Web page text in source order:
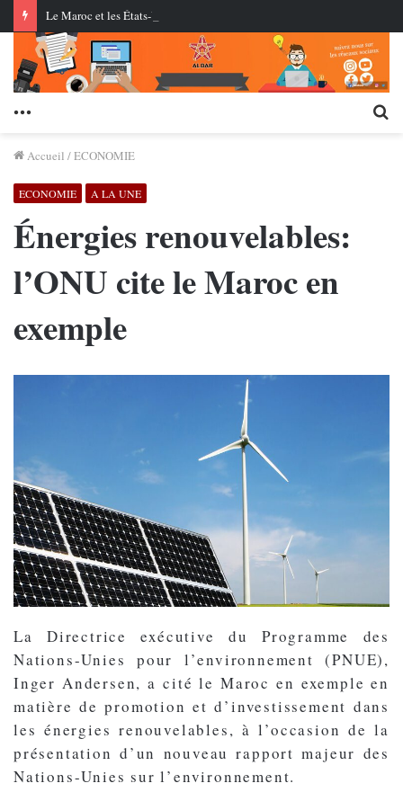
Accueil /ECONOMIE
ECONOMIE A LA UNE
Énergies renouvelables:
l’ONU cite le Maroc en
exemple
La Directrice exécutive du Programme des
Nations-Unies pour l’environnement (PNUE),
Inger Andersen, a cité le Maroc en exemple en
matière de promotion et d’investissement dans
les énergies renouvelables, à l’occasion de la
présentation d’un nouveau rapport majeur des
Nations-Unies sur l’environnement.